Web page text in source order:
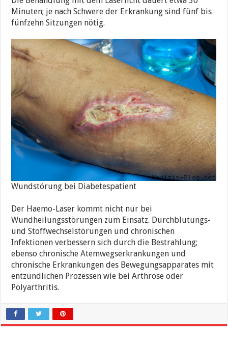
Minuten; je nach Schwere der Erkrankung sind fünf bis
fünfzehn Sitzungen nötig.
Wundstörung bei Diabetespatient
Der Haemo-Laser kommt nicht nur bei
Wundheilungsstörungen zum Einsatz. Durchblutungs-
und Stoffwechselstörungen und chronischen
Infektionen verbessern sich durch die Bestrahlung;
ebenso chronische Atemwegserkrankungen und
chronische Erkrankungen des Bewegungsapparates mit
entzündlichen Prozessen wie bei Arthrose oder
Polyarthritis.